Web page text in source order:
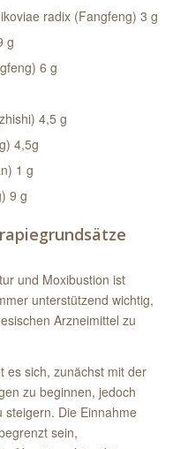
radix (Fangfeng) 3 g
g
6 g
4,5 g
4,5g
1 g
9 g
und Moxibustion ist
unterstützend wichtig,
Arzneimittel zu
es sich, zunächst mit der
zu beginnen, jedoch
Die Einnahme
sein,